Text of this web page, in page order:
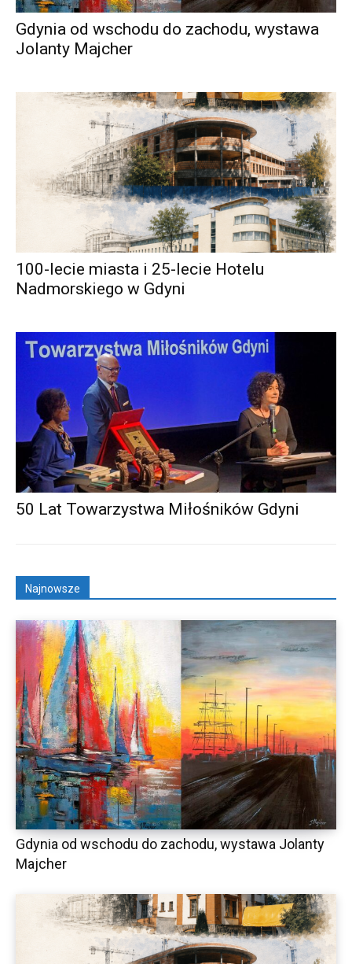
Gdynia od wschodu do zachodu, wystawa
Jolanty Majcher
100-lecie miasta i 25-lecie Hotelu
Nadmorskiego w Gdyni
50 Lat Towarzystwa Miłośników Gdyni
Najnowsze
Gdynia od wschodu do zachodu, wystawa Jolanty
Majcher